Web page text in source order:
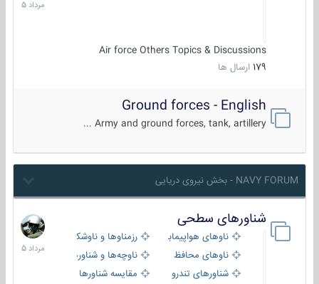
Air force Others Topics & Discussions
179 ارسال ها
Ground forces - English
Army and ground forces, tank, artillery ...
NAVY FORUM - بخش نیروی دریایی
شناورهای سطحی
ناوهای هواپیمابر و بالگرد بررزمناوها و ناوشکن‌ها
ناوهای محافظ
ناوچه‌ها و شناورهای گشتی
شناورهای تندرو
مقایسه شناورها
2
مرداد
1405